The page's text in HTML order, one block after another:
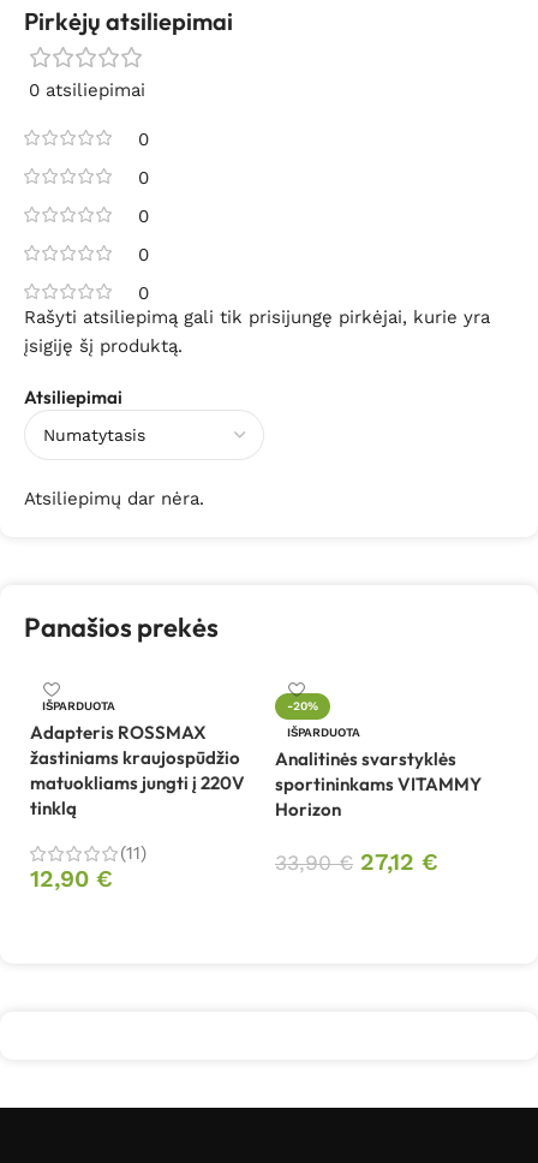
Pirkėjų atsiliepimai
0 atsiliepimai
0
0
0
0
0
Atsiliepimai
Atsiliepimų dar nėra.
Rašyti atsiliepimą gali tik prisijungę pirkėjai, kurie yra
įsigiję šį produktą.
Panašios prekės
IŠPARDUOTA
Adapteris ROSSMAX
žastiniams kraujospūdžio
matuokliams jungti į 220V
tinklą
(11)
12,90 €
-20%
IŠPARDUOTA
Analitinės svarstyklės
sportininkams VITAMMY
Horizon
33,90€ 27,12 €